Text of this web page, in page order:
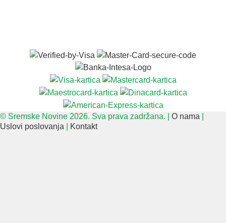
© Sremske Novine 2026. Sva prava zadržana. | O nama
Uslovi poslovanja
Kontakt